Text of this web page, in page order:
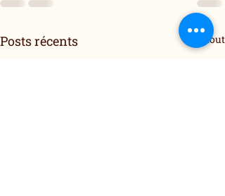
Posts récents Voir tout